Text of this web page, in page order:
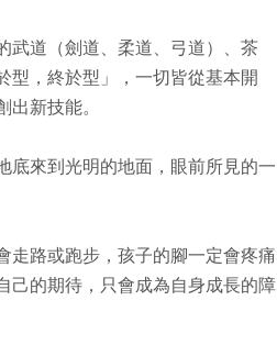
武道（劍道、柔道、弓道）、茶
型，終於型」，一切皆從基本開
新技能。
底來到光明的地面，眼前所見的一
走路或跑步，孩子的腳一定會疼痛
己的期待，只會成為自身成長的障